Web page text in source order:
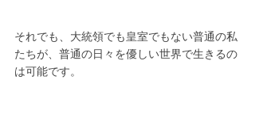
それでも、大統領でも皇室でもない普通の私
たちが、普通の日々を優しい世界で生きるの
は可能です。